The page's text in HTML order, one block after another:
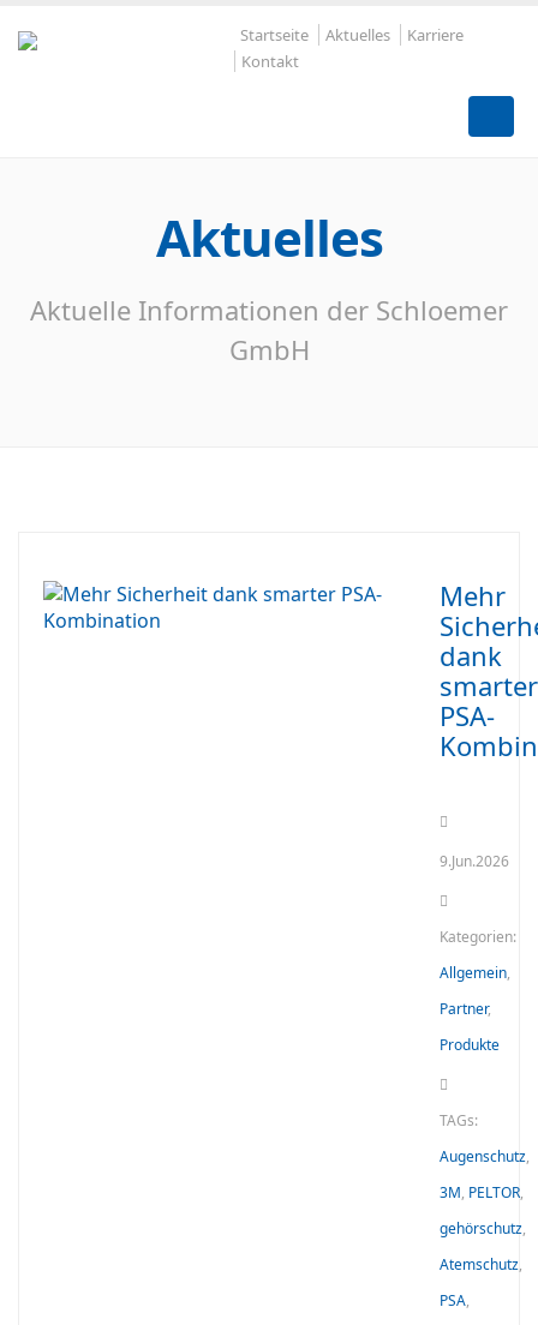
Startseite Aktuelles
Karriere
Kontakt
Aktuelles
Aktuelle Informationen der Schloemer
GmbH
Mehr
dank
smarter
PSA-
9.Jun.2026
Kategorien:
Allgemein,
Partner,
Produkte
TAGs:
Augenschutz,
3M, PELTOR,
gehörschutz,
Atemschutz,
PSA,